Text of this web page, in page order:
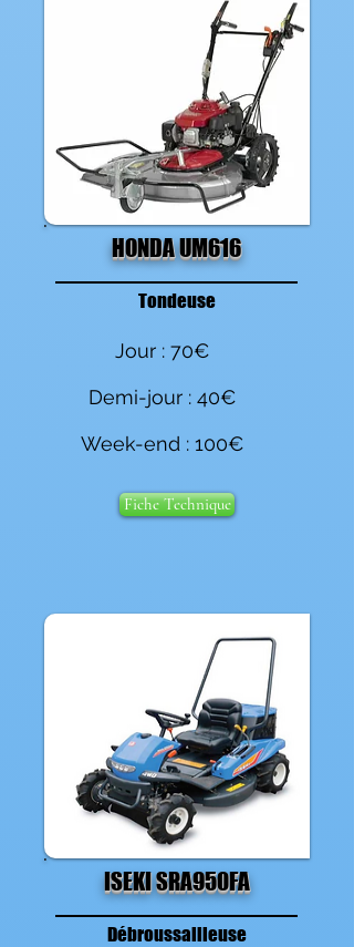
HONDA UM616
Tondeuse
Jour : 70€
Demi-jour : 40€
Week-end : 100€
Fiche Technique
ISEKI SRA950FA
Débroussailleuse